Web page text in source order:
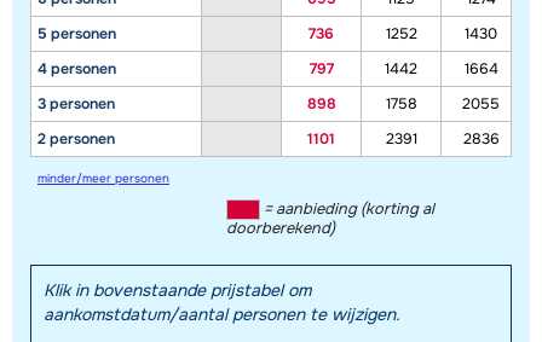
5 personen
4 personen
3 personen
2 personen
736
1252
1430
797
1442
1664
898
1758
2055
1101
2391 2836
minder/meer personen
= aanbieding (korting al
doorberekend)
Klik in bovenstaande prijstabel om
aankomstdatum/aantal personen te wijzigen.